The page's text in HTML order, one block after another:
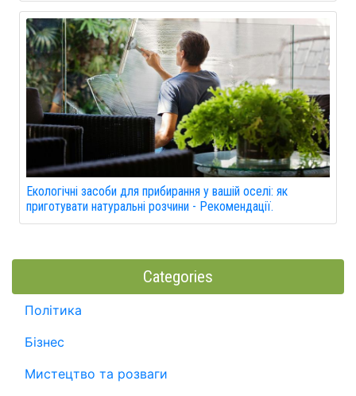
Екологічні засоби для прибирання у вашій оселі: як
приготувати натуральні розчини - Рекомендації.
Categories
Політика
Бізнес
Мистецтво та розваги